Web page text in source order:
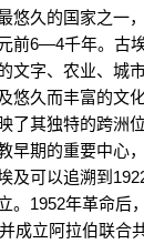
悠久的国家之一
前6—4千年。古
文字、农业、城
悠久而丰富的文
了其独特的跨洲
早期的重要中心
及可以追溯到
。1952年革命后
成立阿拉伯联合